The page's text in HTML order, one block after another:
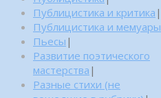
Публицистика и критика |
Публицистика и мемуары
Пьесы |
Развитие поэтического
мастерства |
Разные стихи (не